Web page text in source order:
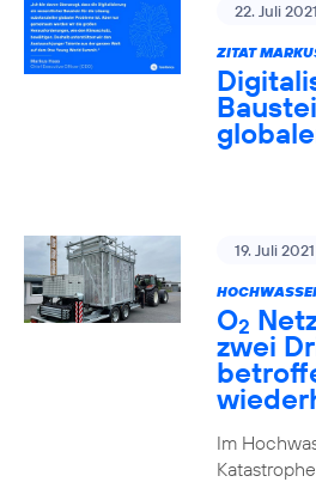
22. Juli 2021
ZITAT
19. Juli 2021
O2
zwei
Im